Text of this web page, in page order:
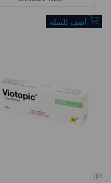
أضف للسلة
Vendor:
jpi